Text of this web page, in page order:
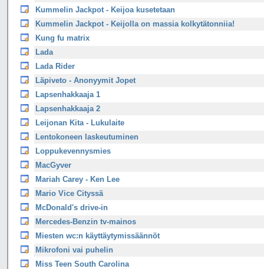
Kummelin Jackpot - Keijoa kusetetaan
Kummelin Jackpot - Keijolla on massia kolkytätonniia!
Kung fu matrix
Lada
Lada Rider
Läpiveto - Anonyymit Jopet
Lapsenhakkaaja 1
Lapsenhakkaaja 2
Leijonan Kita - Lukulaite
Lentokoneen laskeutuminen
Loppukevennysmies
MacGyver
Mariah Carey - Ken Lee
Mario Vice Cityssä
McDonald's drive-in
Mercedes-Benzin tv-mainos
Miesten wc:n käyttäytymissäännöt
Mikrofoni vai puhelin
Miss Teen South Carolina